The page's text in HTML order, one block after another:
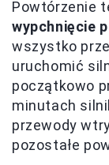
Powtórzenie
wypchnięcie
wszystko
uruchomić
początkowo
minutach
przewody
pozostałe